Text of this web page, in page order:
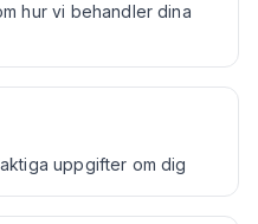
hur vi behandler dina
uppgifter om dig